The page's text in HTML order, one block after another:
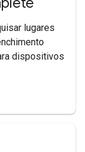
lugares
dispositivos